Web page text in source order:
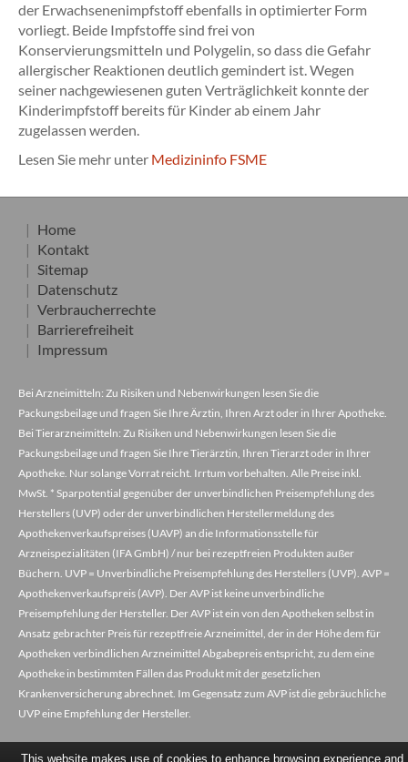
der Erwachsenenimpfstoff ebenfalls in optimierter Form
vorliegt. Beide Impfstoffe sind frei von
Konservierungsmitteln und Polygelin, so dass die Gefahr
allergischer Reaktionen deutlich gemindert ist. Wegen
seiner nachgewiesenen guten Verträglichkeit konnte der
Kinderimpfstoff bereits für Kinder ab einem Jahr
zugelassen werden.
Lesen Sie mehr unter Medizininfo FSME
Home
Kontakt
Sitemap
Datenschutz
Verbraucherrechte
Barrierefreiheit
Impressum
Bei Arzneimitteln: Zu Risiken und Nebenwirkungen lesen Sie die
Packungsbeilage und fragen Sie Ihre Ärztin, Ihren Arzt oder in Ihrer Apotheke.
Bei Tierarzneimitteln: Zu Risiken und Nebenwirkungen lesen Sie die
Packungsbeilage und fragen Sie Ihre Tierärztin, Ihren Tierarzt oder in Ihrer
Apotheke. Nur solange Vorrat reicht. Irrtum vorbehalten. Alle Preise inkl.
MwSt. * Sparpotential gegenüber der unverbindlichen Preisempfehlung des
Herstellers (UVP) oder der unverbindlichen Herstellermeldung des
Apothekenverkaufspreises (UAVP) an die Informationsstelle für
Arzneispezialitäten (IFA GmbH) / nur bei rezeptfreien Produkten außer
Büchern. UVP = Unverbindliche Preisempfehlung des Herstellers (UVP). AVP =
Apothekenverkaufspreis (AVP). Der AVP ist keine unverbindliche
Preisempfehlung der Hersteller. Der AVP ist ein von den Apotheken selbst in
Ansatz gebrachter Preis für rezeptfreie Arzneimittel, der in der Höhe dem für
Apotheken verbindlichen Arzneimittel Abgabepreis entspricht, zu dem eine
Apotheke in bestimmten Fällen das Produkt mit der gesetzlichen
Krankenversicherung abrechnet. Im Gegensatz zum AVP ist die gebräuchliche
UVP eine Empfehlung der Hersteller.
This website makes use of cookies to enhance browsing experience and